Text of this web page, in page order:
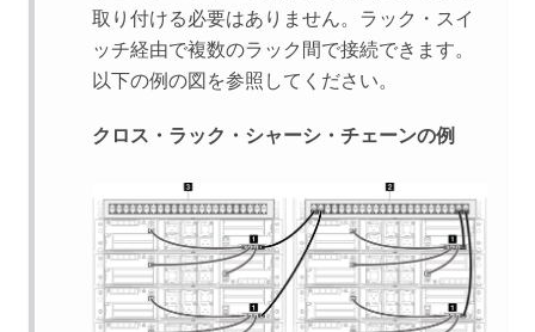
取り付ける必要はありません。ラック・スイ
ッチ経由で複数のラック間で接続できます。
以下の例の図を参照してください。
クロス・ラック・シャーシ・チェーンの例